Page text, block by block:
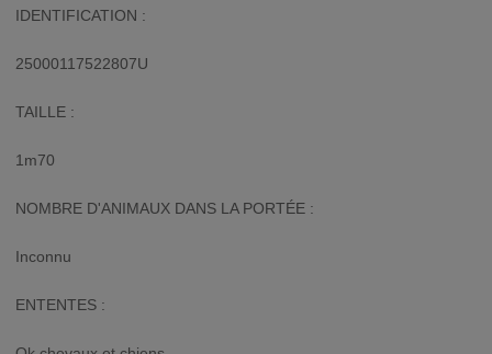
IDENTIFICATION :
25000117522807U
TAILLE :
1m70
NOMBRE D'ANIMAUX DANS LA PORTÉE :
Inconnu
ENTENTES :